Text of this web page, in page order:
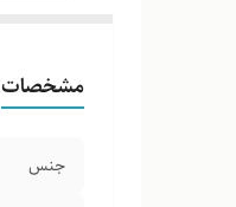
مشخصات
جنس